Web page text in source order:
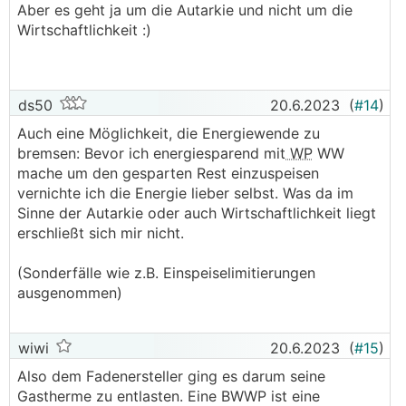
Aber es geht ja um die Autarkie und nicht um die
Wirtschaftlichkeit :)
ds50 20.6.2023 (#14)
Auch eine Möglichkeit, die Energiewende zu
bremsen: Bevor ich energiesparend mit WP WW
mache um den gesparten Rest einzuspeisen
vernichte ich die Energie lieber selbst. Was da im
Sinne der Autarkie oder auch Wirtschaftlichkeit liegt
erschließt sich mir nicht.
(Sonderfälle wie z.B. Einspeiselimitierungen
ausgenommen)
wiwi 20.6.2023 (#15)
Also dem Fadenersteller ging es darum seine
Gastherme zu entlasten. Eine BWWP ist eine